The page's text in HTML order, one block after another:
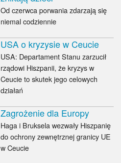
Od czerwca porwania zdarzają się
niemal codziennie
USA o kryzysie w Ceucie
USA: Departament Stanu zarzucił
rządowi Hiszpanii, że kryzys w
Ceucie to skutek jego celowych
działań
Zagrożenie dla Europy
Haga i Bruksela wezwały Hiszpanię
do ochrony zewnętrznej granicy UE
w Ceucie